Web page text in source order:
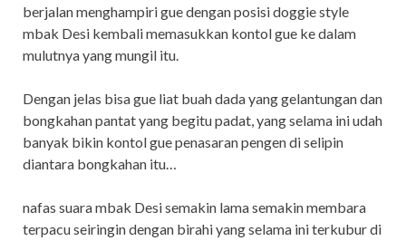
berjalan menghampiri gue dengan posisi doggie style
mbak Desi kembali memasukkan kontol gue ke dalam
mulutnya yang mungil itu.
Dengan jelas bisa gue liat buah dada yang gelantungan dan
bongkahan pantat yang begitu padat, yang selama ini udah
banyak bikin kontol gue penasaran pengen di selipin
diantara bongkahan itu…
nafas suara mbak Desi semakin lama semakin membara
terpacu seiringin dengan birahi yang selama ini terkubur di